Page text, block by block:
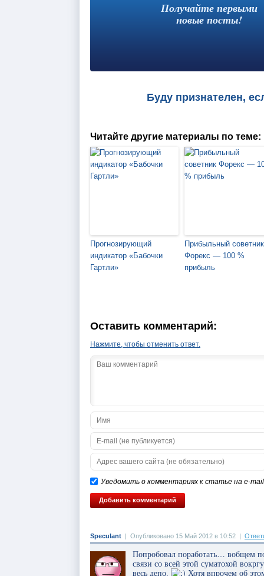
Получайте первыми
новые посты!
Буду признателен,
Читайте другие материалы по теме:
Прогнозирующий
индикатор «Бабочки
Гартли»
Прибыльный советник
Форекс — 100 %
прибыль
Оставить комментарий:
Нажмите, чтобы отменить ответ.
Уведомить о комментариях к статье на e-mail
Speculant | Опубликовано 15 Май 2012 в 10:52 |
Попробовал поработать… вобщем
связи со всей этой суматохой
весь депо.
Хотя впрочем об